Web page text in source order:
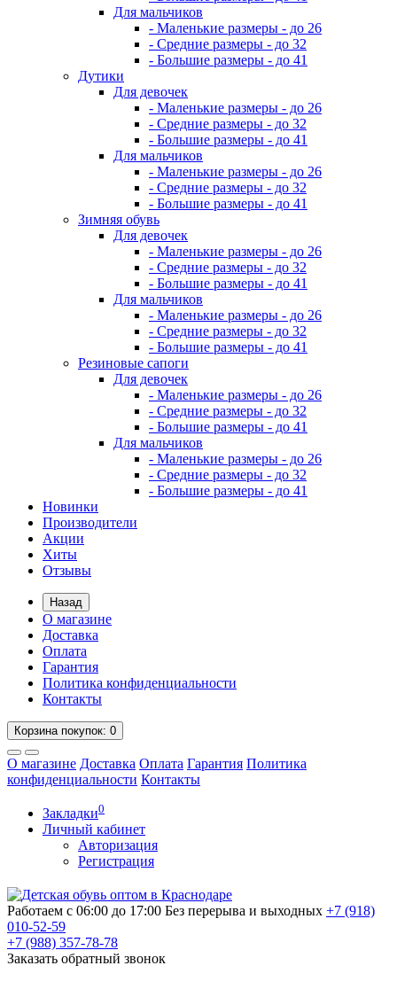
Для мальчиков
- Маленькие размеры - до 26
- Средние размеры - до 32
- Большие размеры - до 41
Дутики
Для девочек
- Маленькие размеры - до 26
- Средние размеры - до 32
- Большие размеры - до 41
Для мальчиков
- Маленькие размеры - до 26
- Средние размеры - до 32
- Большие размеры - до 41
Зимняя обувь
Для девочек
- Маленькие размеры - до 26
- Средние размеры - до 32
- Большие размеры - до 41
Для мальчиков
- Маленькие размеры - до 26
- Средние размеры - до 32
- Большие размеры - до 41
Резиновые сапоги
Для девочек
- Маленькие размеры - до 26
- Средние размеры - до 32
- Большие размеры - до 41
Для мальчиков
- Маленькие размеры - до 26
- Средние размеры - до 32
- Большие размеры - до 41
Новинки
Производители
Акции
Хиты
Отзывы
Назад
О магазине
Доставка
Оплата
Гарантия
Политика конфиденциальности
Контакты
Корзинапокупок: 0
О магазине Доставка Оплата Гарантия Политика
конфиденциальности Контакты
Закладки0
Личный кабинет
Авторизация
Регистрация
Работаем с 06:00 до 17:00 Без перерыва и выходных +7 (918)
010-52-59
+7 (988) 357-78-78
Заказать обратный звонок